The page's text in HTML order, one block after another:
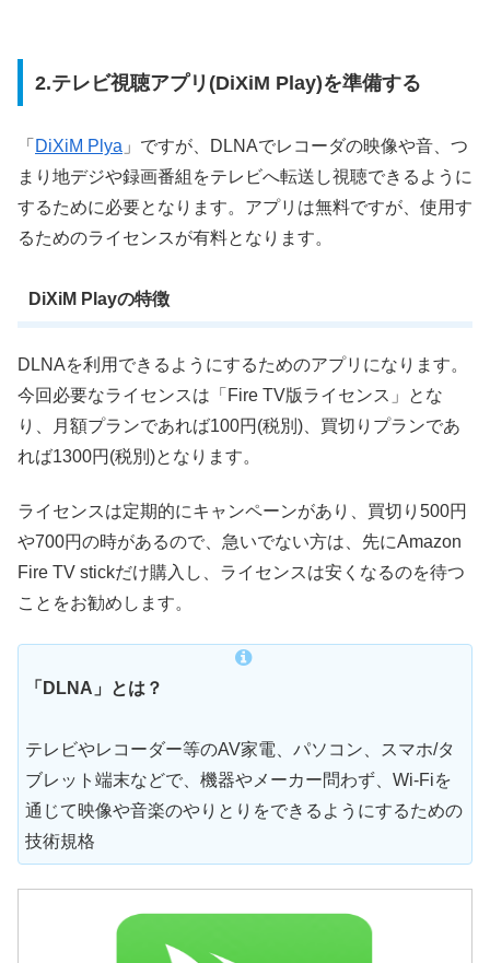
2.テレビ視聴アプリ(DiXiM Play)を準備する
「 DiXiM Plya 」ですが、DLNAでレコーダの映像や音、つ
まり地デジや録画番組をテレビへ転送し視聴できるように
するために必要となります。アプリは無料ですが、使用す
るためのライセンスが有料となります。
DiXiM Playの特徴
DLNAを利用できるようにするためのアプリになります。
今回必要なライセンスは「Fire TV版ライセンス」とな
り、月額プランであれば100円(税別)、買切りプランであ
れば1300円(税別)となります。
ライセンスは定期的にキャンペーンがあり、買切り500円
や700円の時があるので、急いでない方は、先にAmazon
Fire TV stickだけ購入し、ライセンスは安くなるのを待つ
ことをお勧めします。
「DLNA」とは？
テレビやレコーダー等のAV家電、パソコン、スマホ/タ
ブレット端末などで、機器やメーカー問わず、Wi-Fiを
通じて映像や音楽のやりとりをできるようにするための
技術規格